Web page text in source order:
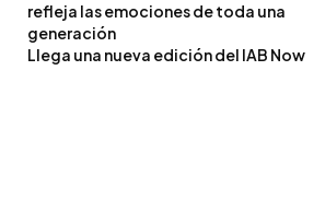
refleja las emociones de toda una
generación
Llega una nueva edición del IAB Now